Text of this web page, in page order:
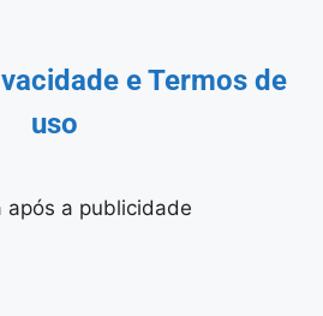
e Termos de
uso
após a publicidade